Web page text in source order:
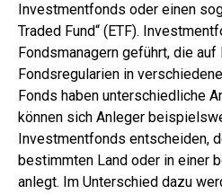
Investmentfonds oder einen
Traded Fund“ (ETF).
Fondsmanagern geführt, die
Fondsregularien in
Fonds haben unterschiedliche
können sich Anleger
Investmentfonds entscheiden,
bestimmten Land oder in einer
anlegt. Im Unterschied dazu